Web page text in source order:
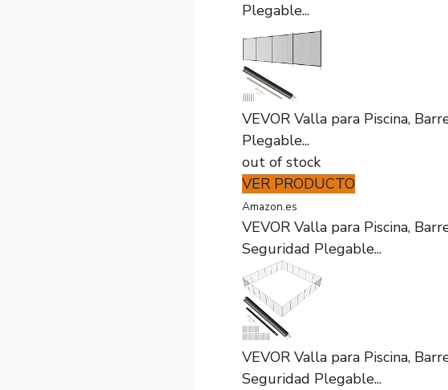
Plegable...
VEVOR Valla para Piscina,
Plegable...
out of stock
VER PRODUCTO
Amazon.es
VEVOR Valla para Piscina,
Seguridad Plegable...
VEVOR Valla para Piscina,
Seguridad Plegable...